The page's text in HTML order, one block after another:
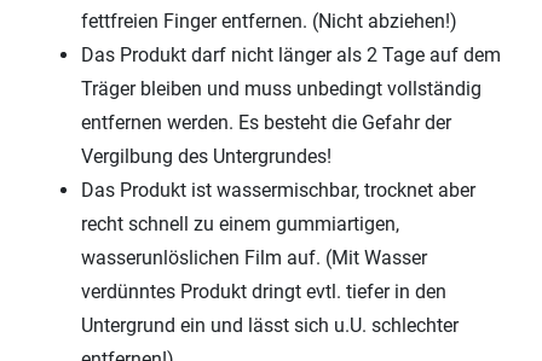
fettfreien Finger entfernen. (Nicht abziehen!)
Das Produkt darf nicht länger als 2 Tage auf dem
Träger bleiben und muss unbedingt vollständig
entfernen werden. Es besteht die Gefahr der
Vergilbung des Untergrundes!
Das Produkt ist wassermischbar, trocknet aber
recht schnell zu einem gummiartigen,
wasserunlöslichen Film auf. (Mit Wasser
verdünntes Produkt dringt evtl. tiefer in den
Untergrund ein und lässt sich u.U. schlechter